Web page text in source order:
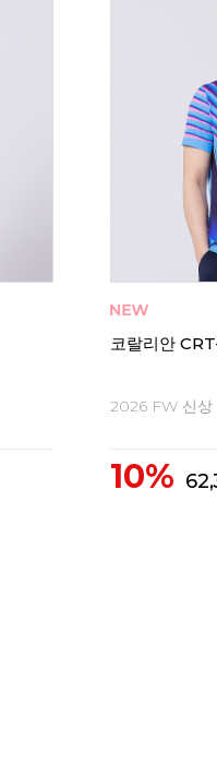
코랄리안
2026 FW 신상
10%